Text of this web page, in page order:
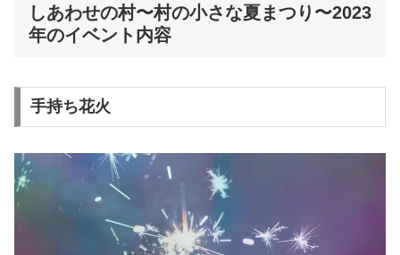
しあわせの村〜村の小さな夏まつり〜2023
年のイベント内容
手持ち花火